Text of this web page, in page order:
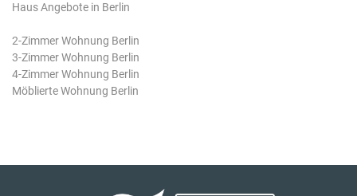
Haus Angebote in Berlin
2-Zimmer Wohnung Berlin
3-Zimmer Wohnung Berlin
4-Zimmer Wohnung Berlin
Möblierte Wohnung Berlin